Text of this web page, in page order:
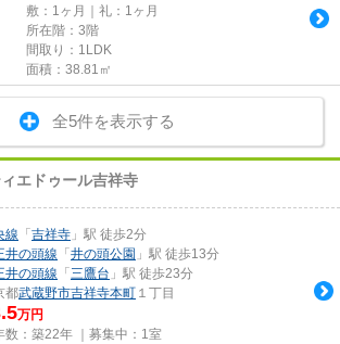
敷：1ヶ月｜礼：1ヶ月
所在階：3階
間取り：1LDK
面積：38.81㎡
全5件を表示する
エドゥール吉祥寺
線 「 吉祥寺 」駅 徒歩2分
井の頭線 「 井の頭公園 」駅 徒歩13分
井の頭線 「 三鷹台 」駅 徒歩23分
都武蔵野市吉祥寺本町 １丁目
万円
数：築22年 ｜募集中： 1室